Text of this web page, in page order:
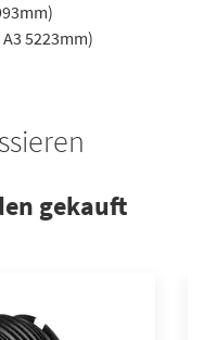
5223mm)
gekauft